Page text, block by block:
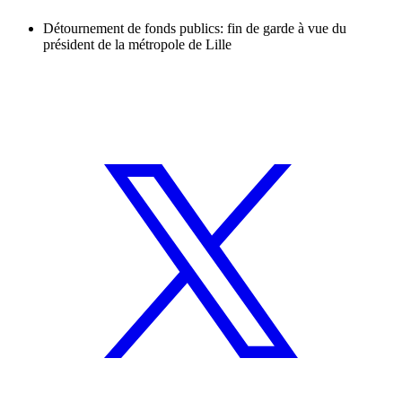
Détournement de fonds publics: fin de garde à vue du
président de la métropole de Lille